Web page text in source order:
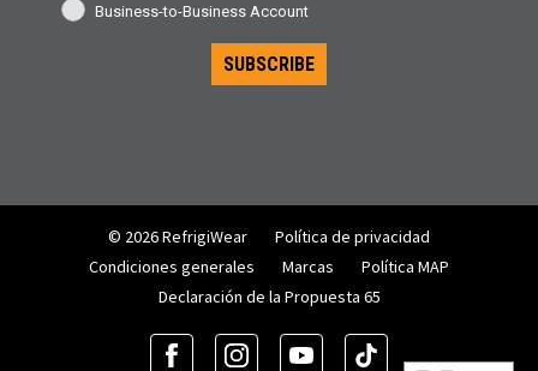
Business-to-Business Account
SUBSCRIBE
© 2026 RefrigiWear
Política de privacidad
Condiciones generales
Marcas
Política MAP
Declaración de la Propuesta 65